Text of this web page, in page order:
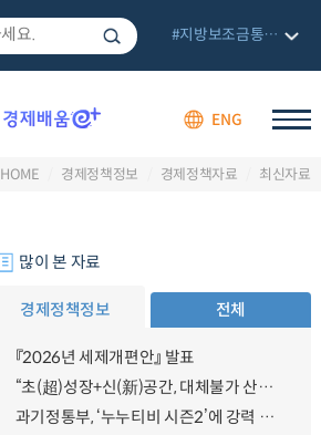
ENG
#지방보조금통합관리망
HOME 경제정책정보 경제정책자료 최신자료
많이 본 자료
경제정책정보 전체
『2026년 세제개편안』 발표
“초(超)성장+신(新)공간, 대체불가 산업강국”
과기정통부, ‘누누티비 시즌2’에 강력 대응 의지 밝혀